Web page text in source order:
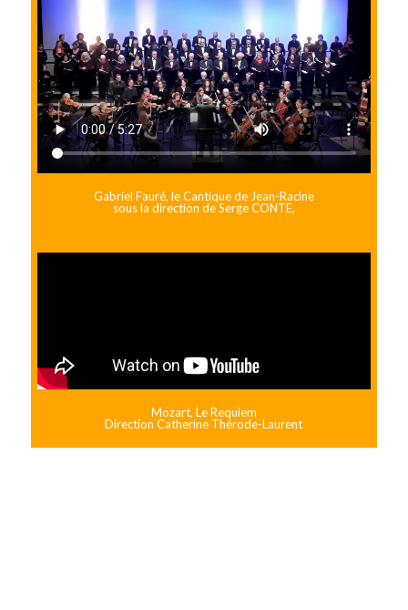
Gabriel Fauré, le Cantique de Jean-Racine
sous la direction de Serge CONTE,
Mozart, Le Requiem
Direction Catherine Thérode-Laurent